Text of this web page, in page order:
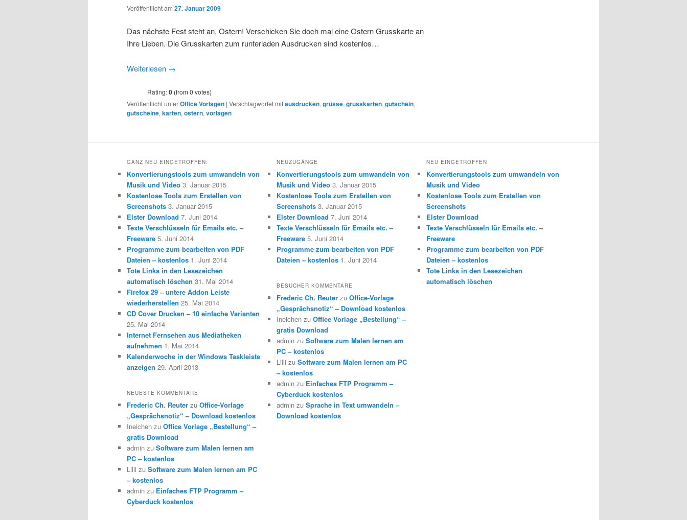
Veröffentlicht am 27. Januar 2009
Das nächste Fest steht an, Ostern! Verschicken Sie doch mal eine Ostern Grusskarte an
Ihre Lieben. Die Grusskarten zum runterladen Ausdrucken sind kostenlos…
Weiterlesen →
Rating:0 (from 0 votes)
Veröffentlicht unterOffice Vorlagen | Verschlagwortet mitausdrucken, grüsse, grusskarten, gutschein,
gutscheine, karten, ostern, vorlagen
GANZ NEU EINGETROFFEN:
Konvertierungstools zum umwandeln von
Musik und Video 3. Januar 2015
Kostenlose Tools zum Erstellen von
Screenshots 3. Januar 2015
Elster Download 7. Juni 2014
Texte Verschlüsseln für Emails etc. –
Freeware 5. Juni 2014
Programme zum bearbeiten von PDF
Dateien – kostenlos 1. Juni 2014
Tote Links in den Lesezeichen
automatisch löschen 31. Mai 2014
Firefox 29 – untere Addon Leiste
wiederherstellen 25. Mai 2014
CD Cover Drucken – 10 einfache Varianten
25. Mai 2014
Internet Fernsehen aus Mediatheken
aufnehmen 1. Mai 2014
Kalenderwoche in der Windows Taskleiste
anzeigen 29. April 2013
NEUESTE KOMMENTARE
Frederic Ch. Reuter zu Office-Vorlage
„Gesprächsnotiz“ – Download kostenlos
Ineichen zu Office Vorlage „Bestellung“ –
gratis Download
admin zu Software zum Malen lernen am
PC – kostenlos
Lilli zu Software zum Malen lernen am PC
– kostenlos
admin zu Einfaches FTP Programm –
Cyberduck kostenlos
NEUZUGÄNGE
Konvertierungstools zum umwandeln von
Musik und Video 3. Januar 2015
Kostenlose Tools zum Erstellen von
Screenshots 3. Januar 2015
Elster Download 7. Juni 2014
Texte Verschlüsseln für Emails etc. –
Freeware 5. Juni 2014
Programme zum bearbeiten von PDF
Dateien – kostenlos 1. Juni 2014
BESUCHER KOMMENTARE
Frederic Ch. Reuterzu Office-Vorlage
„Gesprächsnotiz“ – Download kostenlos
Ineichenzu Office Vorlage „Bestellung“ –
gratis Download
adminzu Software zum Malen lernen am
PC – kostenlos
Lilli zu Software zum Malen lernen am PC
– kostenlos
adminzu Einfaches FTP Programm –
Cyberduck kostenlos
adminzu Sprache in Text umwandeln –
Download kostenlos
NEU EINGETROFFEN
Konvertierungstools zum umwandeln von
Musik und Video
Kostenlose Tools zum Erstellen von
Screenshots
Elster Download
Texte Verschlüsseln für Emails etc. –
Freeware
Programme zum bearbeiten von PDF
Dateien – kostenlos
Tote Links in den Lesezeichen
automatisch löschen